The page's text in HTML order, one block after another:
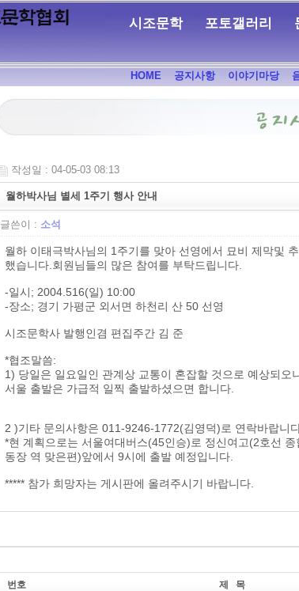
시조문학 포토갤러리
HOME 공지사항 이야기마당
작성일 : 04-05-03 08:13
월하박사님 별세 1주기 행사 안내
글쓴이 : 소석
월하 이태극박사님의 1주기를 맞아 선영에서 묘비 제막및
했습니다.회원님들의 많은 참여를 부탁드립니다.
-일시; 2004.516(일) 10:00
-장소; 경기 가평군 외서면 하천리 산 50 선영
시조문학사 발행인겸 편집주간 김 준
*협조말씀:
1) 당일은 일요일인 관계상 교통이 혼잡할 것으로 예상되오
서울 출발은 가급적 일찍 출발하셨으면 합니다.
2 )기타 문의사항은 011-9246-1772(김영덕)로 연락바랍니
*현 계획으로는 서울여대버스(45인승)로 정신여고(2호선 종
동장 역 맞은편)앞에서 9시에 출발 예정입니다.
***** 참가 희망자는 게시판에 올려주시기 바랍니다.
번호 제 목